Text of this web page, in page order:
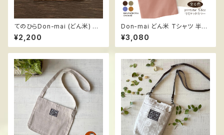
てのひらDon-mai (どん米) ＊
天むす ハンドメイドフィギュア
ススメ隊長
¥2,200
Don-mai どん米 Tシャツ 半袖
ススメ隊長 リミテッドカラー
¥3,080